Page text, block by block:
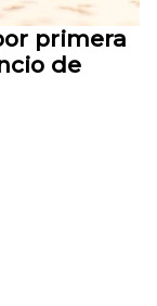
primera
de